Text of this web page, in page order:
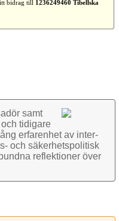
bidrag till 1236249460 Tibellska
samt
tidigare
erfarenhet av inter­
och säkerhets­politisk
reflek­tioner över